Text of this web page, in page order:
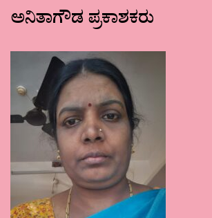
ಅನಿತಾಗೌಡ ಪ್ರಕಾಶಕರು